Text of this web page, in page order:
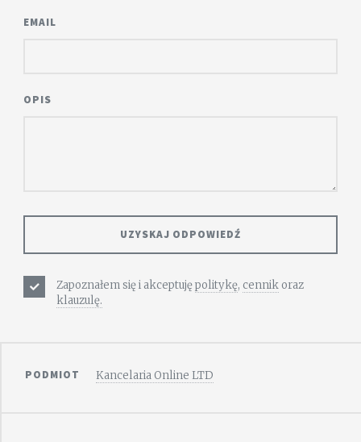
EMAIL
OPIS
Zapoznałem się i akceptujępolitykę, cennik oraz
klauzulę.
PODMIOT Kancelaria Online LTD